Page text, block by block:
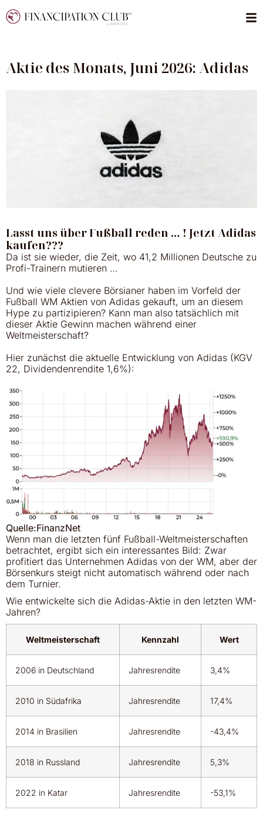
Aktie des Monats, Juni 2026: Adidas
Lasst uns über Fußball reden … ! Jetzt Adidas
kaufen???
Da ist sie wieder, die Zeit, wo 41,2 Millionen Deutsche zu
Profi-Trainern mutieren …
Und wie viele clevere Börsianer haben im Vorfeld der
Fußball WM Aktien von Adidas gekauft, um an diesem
Hype zu partizipieren? Kann man also tatsächlich mit
dieser Aktie Gewinn machen während einer
Weltmeisterschaft?
Hier zunächst die aktuelle Entwicklung von Adidas (KGV
22, Dividendenrendite 1,6%):
Quelle:FinanzNet
Wenn man die letzten fünf Fußball-Weltmeisterschaften
betrachtet, ergibt sich ein interessantes Bild: Zwar
profitiert das Unternehmen Adidas von der WM, aber der
Börsenkurs steigt nicht automatisch während oder nach
dem Turnier.
Wie entwickelte sich die Adidas-Aktie in den letzten WM-
Jahren?
Weltmeisterschaft Kennzahl Wert
2006 in Deutschland Jahresrendite 3,4%
2010 in Südafrika Jahresrendite 17,4%
2014 in Brasilien Jahresrendite -43,4%
2018 in Russland Jahresrendite 5,3%
2022 in Katar Jahresrendite -53,1%